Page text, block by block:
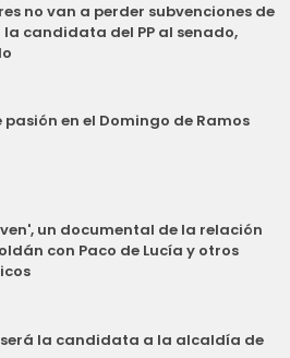
no van a perder subvenciones de
la candidata del PP al senado,
en el Domingo de Ramos
un documental de la relación
con Paco de Lucía y otros
será la candidata a la alcaldía de